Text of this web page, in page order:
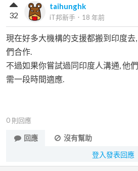
taihunghk
iT邦新手 ． 18 年前
32
現在好多大機構的支援都搬到印度去
們合作.
不過如果你嘗試過同印度人溝通, 他
需一段時間適應.
0 則回應
回應
沒有幫助
登入發表回應